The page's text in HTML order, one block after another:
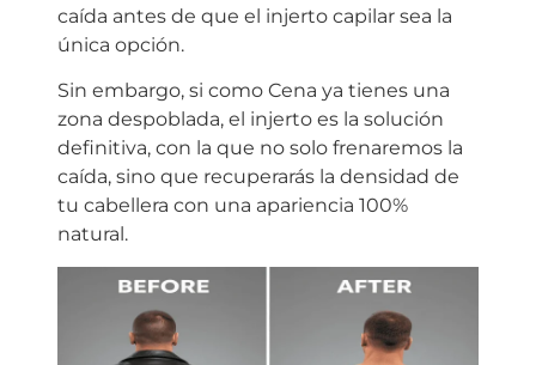
caída antes de que el injerto capilar sea la
única opción.
Sin embargo, si como Cena ya tienes una
zona despoblada, el injerto es la solución
definitiva, con la que no solo frenaremos la
caída, sino que recuperarás la densidad de
tu cabellera con una apariencia 100%
natural.